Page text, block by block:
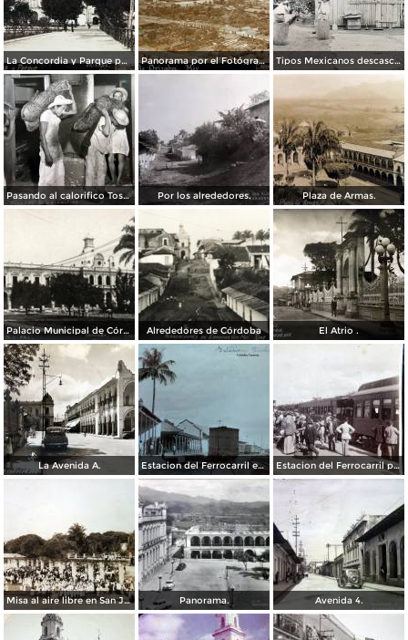
La Concordia y Parque por el Fotógrafo Juan D. Vasallo. Panorama por el Fotógrafo Juan D. Vasallo. Tipos Mexicanos descascarando el cafe por el Fotógrafo Charles B. Waite 1907.
Pasando al calorifico Tostaddoras del cafe Cordoba Veracruz. Por los alrededores. Plaza de Armas.
Palacio Municipal de Córdoba Alrededores de Córdoba El Atrio .
La Avenida A. Estacion del Ferrocarril en Córdoba, Veracruz. Estacion del Ferrocarril por el Fotógrafo Abel Briquet..
Misa al aire libre en San Jose Congreso Eucaristico ( Fechada el 5 de Junio de 1943 ). Panorama. Avenida 4.